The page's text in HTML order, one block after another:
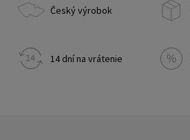
Český výrobok
14 dní na vrátenie